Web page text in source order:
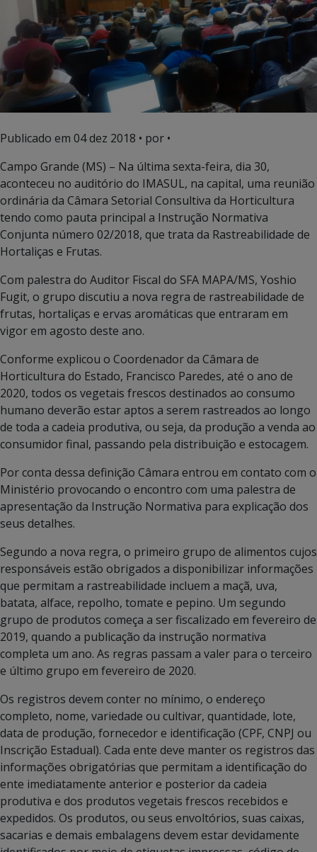
Publicado em 04 dez 2018 • por •
Campo Grande (MS) – Na última sexta-feira, dia 30,
aconteceu no auditório do IMASUL, na capital, uma reunião
ordinária da Câmara Setorial Consultiva da Horticultura
tendo como pauta principal a Instrução Normativa
Conjunta número 02/2018, que trata da Rastreabilidade de
Hortaliças e Frutas.
Com palestra do Auditor Fiscal do SFA MAPA/MS, Yoshio
Fugit, o grupo discutiu a nova regra de rastreabilidade de
frutas, hortaliças e ervas aromáticas que entraram em
vigor em agosto deste ano.
Conforme explicou o Coordenador da Câmara de
Horticultura do Estado, Francisco Paredes, até o ano de
2020, todos os vegetais frescos destinados ao consumo
humano deverão estar aptos a serem rastreados ao longo
de toda a cadeia produtiva, ou seja, da produção a venda ao
consumidor final, passando pela distribuição e estocagem.
Por conta dessa definição Câmara entrou em contato com o
Ministério provocando o encontro com uma palestra de
apresentação da Instrução Normativa para explicação dos
seus detalhes.
Segundo a nova regra, o primeiro grupo de alimentos cujos
responsáveis estão obrigados a disponibilizar informações
que permitam a rastreabilidade incluem a maçã, uva,
batata, alface, repolho, tomate e pepino. Um segundo
grupo de produtos começa a ser fiscalizado em fevereiro de
2019, quando a publicação da instrução normativa
completa um ano. As regras passam a valer para o terceiro
e último grupo em fevereiro de 2020.
Os registros devem conter no mínimo, o endereço
completo, nome, variedade ou cultivar, quantidade, lote,
data de produção, fornecedor e identificação (CPF, CNPJ ou
Inscrição Estadual). Cada ente deve manter os registros das
informações obrigatórias que permitam a identificação do
ente imediatamente anterior e posterior da cadeia
produtiva e dos produtos vegetais frescos recebidos e
expedidos. Os produtos, ou seus envoltórios, suas caixas,
sacarias e demais embalagens devem estar devidamente